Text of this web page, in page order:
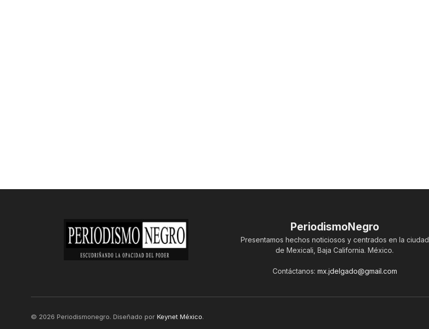
PeriodismoNegro
Presentamos hechos noticiosos y centrados en la ciudad
de Mexicali, Baja California. México.
Contáctanos: mx.jdelgado@gmail.com
© 2026 Periodismonegro. Diseñado por Keynet México.